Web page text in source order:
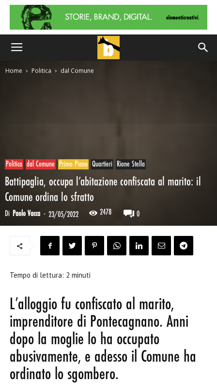
Home Politica dal Comune
Politica dal Comune Primo Piano Quartieri Rione Stella
Battipaglia, occupa l’abitazione confiscata al marito: il
Comune ordina lo sfratto
Di Paolo Vacca - 23/05/2022 2478 0
Tempo di lettura: 2 minuti
L’alloggio fu confiscato al marito,
imprenditore di Pontecagnano. Anni
dopo la moglie lo ha occupato
abusivamente, e adesso il Comune ha
ordinato lo sgombero.